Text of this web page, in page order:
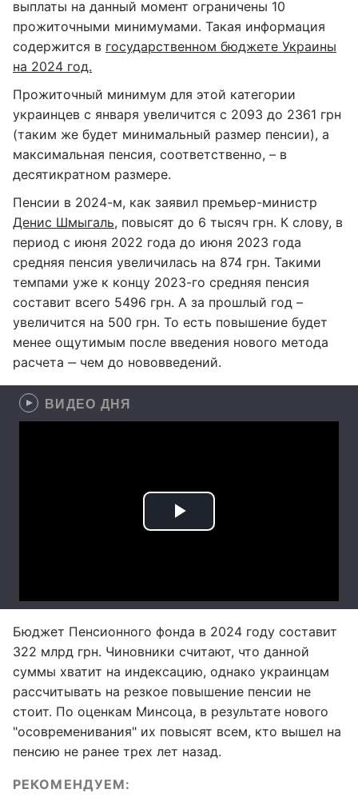
выплаты на данный момент ограничены 10
прожиточными минимумами. Такая информация
содержится в государственном бюджете Украины
на 2024 год.
Прожиточный минимум для этой категории
украинцев с января увеличится с 2093 до 2361 грн
(таким же будет минимальный размер пенсии), а
максимальная пенсия, соответственно, – в
десятикратном размере.
Пенсии в 2024-м, как заявил премьер-министр
Денис Шмыгаль, повысят до 6 тысяч грн. К слову, в
период с июня 2022 года до июня 2023 года
средняя пенсия увеличилась на 874 грн. Такими
темпами уже к концу 2023-го средняя пенсия
составит всего 5496 грн. А за прошлый год –
увеличится на 500 грн. То есть повышение будет
менее ощутимым после введения нового метода
расчета ‒ чем до нововведений.
ВИДЕО ДНЯ
Бюджет Пенсионного фонда в 2024 году составит
322 млрд грн. Чиновники считают, что данной
суммы хватит на индексацию, однако украинцам
рассчитывать на резкое повышение пенсии не
стоит. По оценкам Минсоца, в результате нового
"осовременивания" их повысят всем, кто вышел на
пенсию не ранее трех лет назад.
РЕКОМЕНДУЕМ: